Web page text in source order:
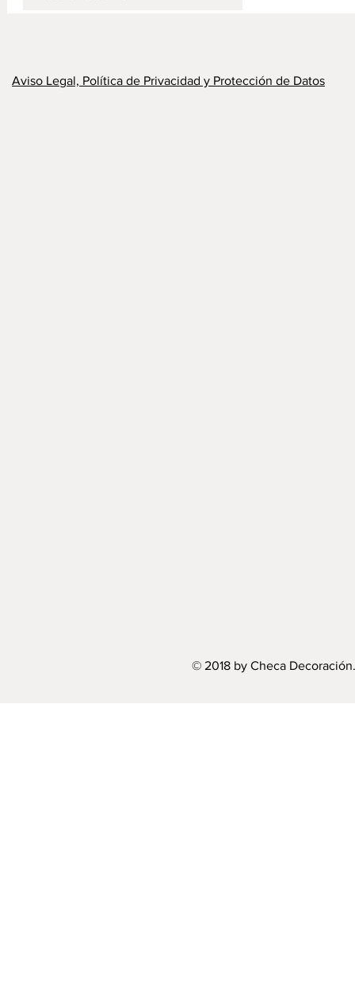
Aviso Legal, Política de Privacidad y Protección de Datos
© 2018 by Checa